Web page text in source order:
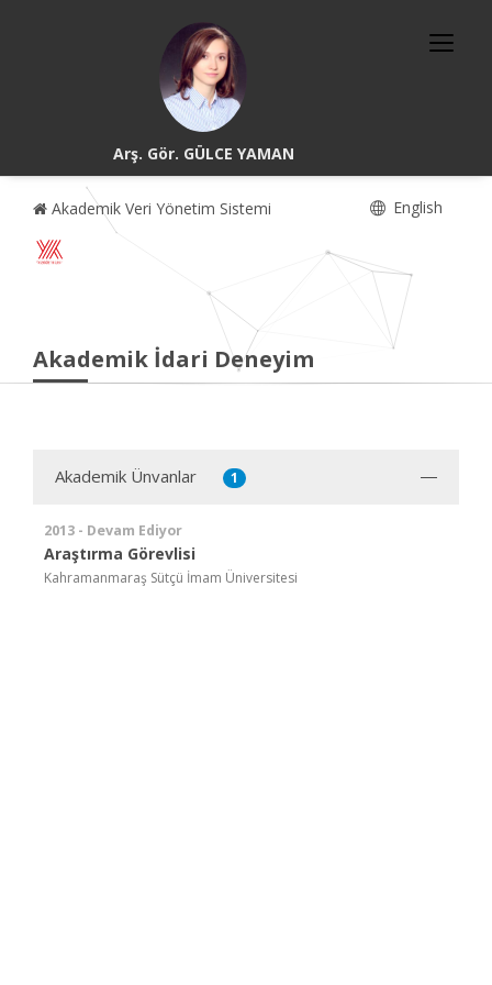
Arş. Gör. GÜLCE YAMAN
Akademik Veri Yönetim Sistemi English
Akademik İdari Deneyim
Akademik Ünvanlar 1
2013 - Devam Ediyor
Araştırma Görevlisi
Kahramanmaraş Sütçü İmam Üniversitesi